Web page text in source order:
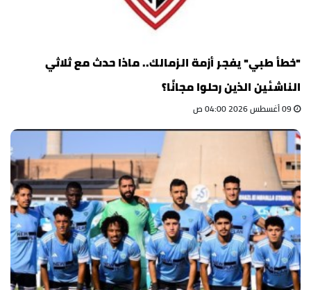
"خطأ طبي" يفجر أزمة الزمالك.. ماذا حدث مع ثلاثي
الناشئين الذين رحلوا مجانًا؟